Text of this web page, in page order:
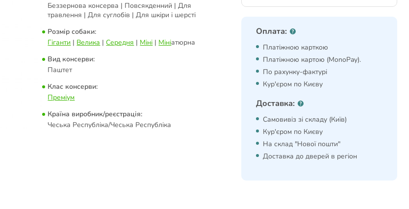
Беззернова консерва | Повсякденний | Для
травлення | Для суглобів | Для шкіри і шерсті
Розмір собаки:
Гіганти | Велика |Середня | Міні | Мініатюрна
Вид консерви:
Паштет
Клас консерви:
Преміум
Країна виробник/реєстрація:
Чеська Республіка/Чеська Республіка
Оплата:
Платіжною карткою
Платіжною картою (MonoPay).
По рахунку-фактурі
Кур'єром по Києву
Доставка:
Самовивіз зі складу (Київ)
Кур'єром по Києву
На склад "Нової пошти"
Доставка до дверей в регіон